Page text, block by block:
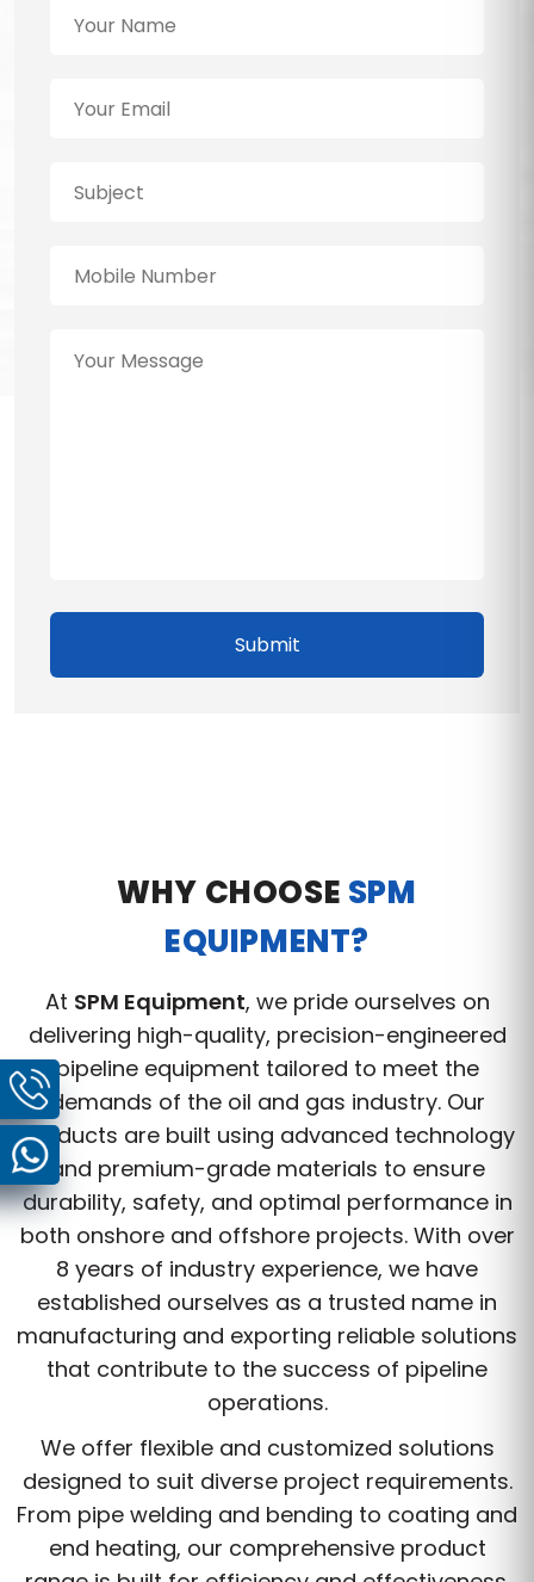
Submit
WHY CHOOSE SPM
EQUIPMENT?
At SPM Equipment, we pride ourselves on
delivering high-quality, precision-engineered
pipeline equipment tailored to meet the
demands of the oil and gas industry. Our
products are built using advanced technology
and premium-grade materials to ensure
durability, safety, and optimal performance in
both onshore and offshore projects. With over
8 years of industry experience, we have
established ourselves as a trusted name in
manufacturing and exporting reliable solutions
that contribute to the success of pipeline
operations.
We offer flexible and customized solutions
designed to suit diverse project requirements.
From pipe welding and bending to coating and
end heating, our comprehensive product